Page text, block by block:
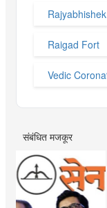
Raigad Fort
Vedic
संबंधित मजकूर